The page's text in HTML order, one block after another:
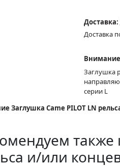
Доставка:
Доставка
Заглушка
серии L
Заглушка Came PILOT LN
также
и/или